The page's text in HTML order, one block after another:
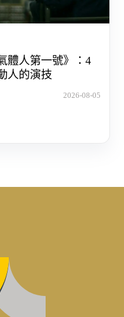
體人第一號》：4
人的演技
2026-08-05